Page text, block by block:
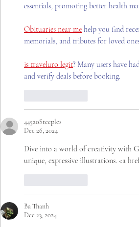
essentials, promoting better health
Obituaries near me help you find
memorials, and tributes for loved
is traveluro legit? Many users have
and verify deals before booking.
44520Steeples
Dec 26, 2024
Dive into a world of creativity with
unique, expressive illustrations. <a
Ba Thanh
Dec 23, 2024